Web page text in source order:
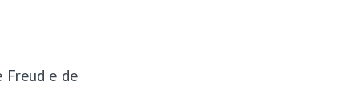
Freud e de